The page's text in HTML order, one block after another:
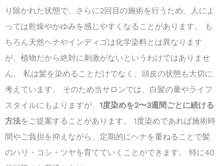
り除かれた状態で、さらに2回目の施術を行うため、人によ
っては乾燥やかゆみを感じやすくなることがあります。 も
ちろん天然ヘナやインディゴは化学染料とは異なります
が、植物だから絶対に刺激がないというわけではありませ
ん。 私は髪を染めることだけでなく、頭皮の状態も大切に
考えています。 そのため当サロンでは、白髪の量やライフ
スタイルにもよりますが、 1度染めを2〜3週間ごとに続ける
方法をご提案することがあります。 1度染めであれば施術時
間やご負担を抑えながら、定期的にヘナを重ねることで髪
のハリ・コシ・ツヤを育てていくことができます。 特に40